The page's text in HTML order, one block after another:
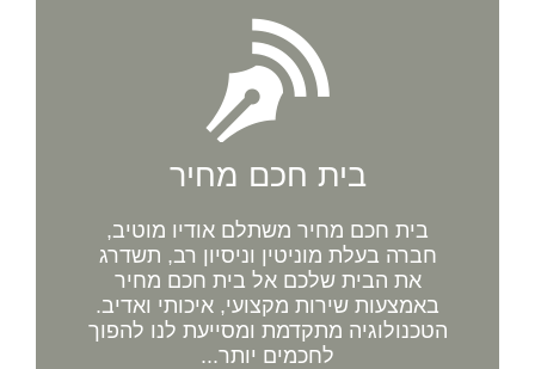
בית חכם מחיר
בית חכם מחיר משתלם אודיו מוטיב,
חברה בעלת מוניטין וניסיון רב, תשדרג
את הבית שלכם אל בית חכם מחיר
באמצעות שירות מקצועי, איכותי ואדיב.
הטכנולוגיה מתקדמת ומסייעת לנו להפוך
לחכמים יותר...